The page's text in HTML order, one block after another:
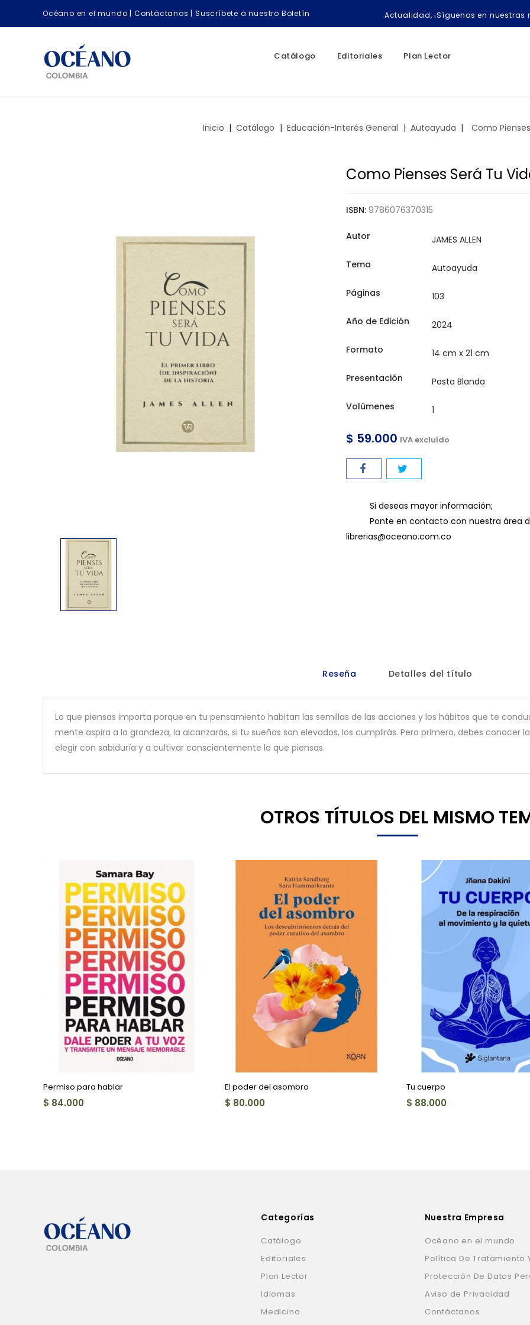
Océano en el mundo | Contáctanos |Suscríbete a nuestro Boletín Actualidad, ¡Síguenos en nuestras
Catálogo Editoriales Plan Lector
Inicio Catálogo Educación-Interés General Autoayuda Como
Como Pienses Será Tu
ISBN: 9786076370315
Autor
Tema
Páginas
Año de Edición
Formato
Presentación
Volúmenes
$ 59.000 IVA excluído
Si deseas mayor información;
Ponte en contacto con nuestra área
librerias@oceano.com.co
Reseña Detalles del título
Lo que piensas importa porque en tu pensamiento habitan las semillas de las acciones y los hábitos que te
mente aspira a la grandeza, la alcanzarás, si tu sueños son elevados, los cumplirás. Pero primero, debes conocer
elegir con sabiduría y a cultivar conscientemente lo que piensas.
8 OTROS TÍTULOS DEL MISMO
Permiso para hablar
$ 84.000
El poder del asombro
$ 80.000
Tu cuerpo
$ 88.000
Categorías
Catálogo
Editoriales
Plan Lector
Idiomas
Medicina
Nuestra Empresa
Océano en el mundo
Política De Tratamiento
Protección De Datos
Aviso de Privacidad
Contáctanos